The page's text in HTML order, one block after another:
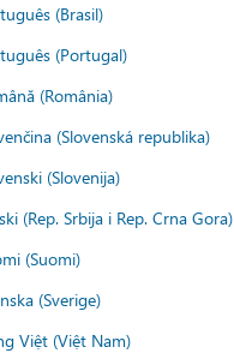
(Brasil)
(Portugal)
(România)
(Slovenská republika)
(Slovenija)
(Rep. Srbija i Rep. Crna Gora)
(Suomi)
(Sverige)
Việt (Việt Nam)